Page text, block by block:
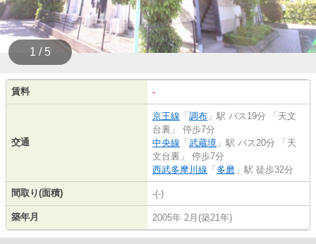
1 / 5
賃料 -
交通
京王線 「調布 」駅 バス19分 「天文
台裏」 停歩7分
中央線 「武蔵境 」駅 バス20分 「天
文台裏」 停歩7分
西武多摩川線 「多磨 」駅 徒歩32分
間取り(面積) -(-)
築年月 2005年 2月(築21年)